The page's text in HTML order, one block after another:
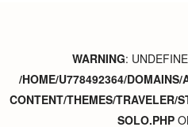
WARNING:
/HOME/U778492364/
CONTENT/THEMES/TRAVELER/
SOLO.PHP